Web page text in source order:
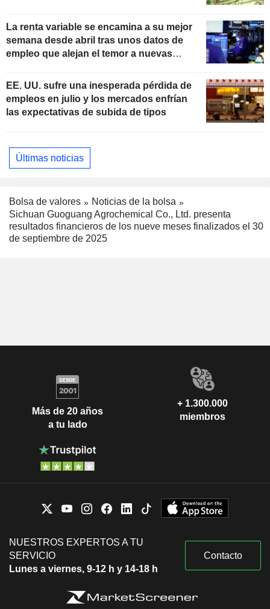
La renta variable se encamina a su mejor
semana desde abril tras unos datos de
empleo que alejan el temor a nuevas
EE. UU. sufre una inesperada pérdida de
empleos en julio y los mercados enfrían
las expectativas de subida de tipos
Últimas noticias
Bolsa de valores
Noticias de la bolsa
Sichuan Guoguang Agrochemical Co., Ltd. presenta
resultados financieros de los nueve meses finalizados el 30
de septiembre de 2025
Más de 20 años
a tu lado
+ 1.300.000
miembros
NUESTROS EXPERTOS A TU
SERVICIO
Lunes a viernes, 9-12 h y 14-18 h
Contacto